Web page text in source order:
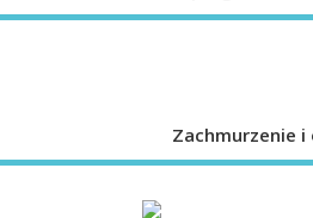
Zachmurzenie i